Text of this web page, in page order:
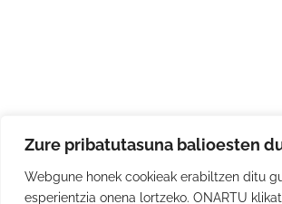
Zure pribatutasuna balioesten
Webgune honek cookieak erabiltzen ditu
esperientzia onena lortzeko. ONARTU